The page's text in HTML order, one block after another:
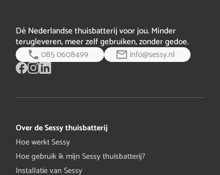
Dé Nederlandse thuisbatterij voor jou. Minder
terugleveren, meer zelf gebruiken, zonder gedoe.
085 0608499
info@sessy.nl
Over de Sessy thuisbatterij
Hoe werkt Sessy
Hoe gebruik ik mijn Sessy thuisbatterij?
Installatie van Sessy